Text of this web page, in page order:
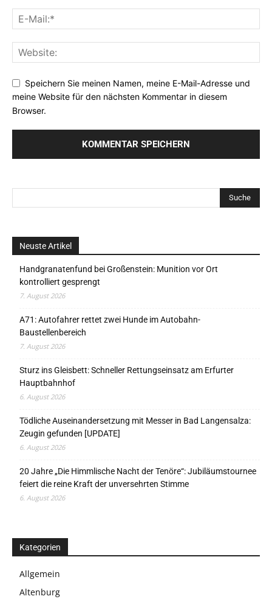
Speichern Sie meinen Namen, meine E-Mail-Adresse und
meine Website für den nächsten Kommentar in diesem
Browser.
Neuste Artikel
Handgranatenfund bei Großenstein: Munition vor Ort
kontrolliert gesprengt
7. August 2026
A71: Autofahrer rettet zwei Hunde im Autobahn-
Baustellenbereich
7. August 2026
Sturz ins Gleisbett: Schneller Rettungseinsatz am Erfurter
Hauptbahnhof
6. August 2026
Tödliche Auseinandersetzung mit Messer in Bad Langensalza:
Zeugin gefunden [UPDATE]
6. August 2026
20 Jahre „Die Himmlische Nacht der Tenöre“: Jubiläumstournee
feiert die reine Kraft der unversehrten Stimme
6. August 2026
Kategorien
Allgemein
Altenburg